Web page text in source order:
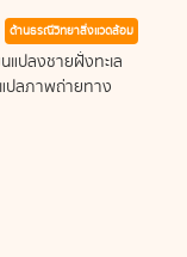
ด้านธรณีวิทยาสิ่งแวดล้อม
ปลงชายฝั่งทะเล
ปลภาพถ่ายทาง